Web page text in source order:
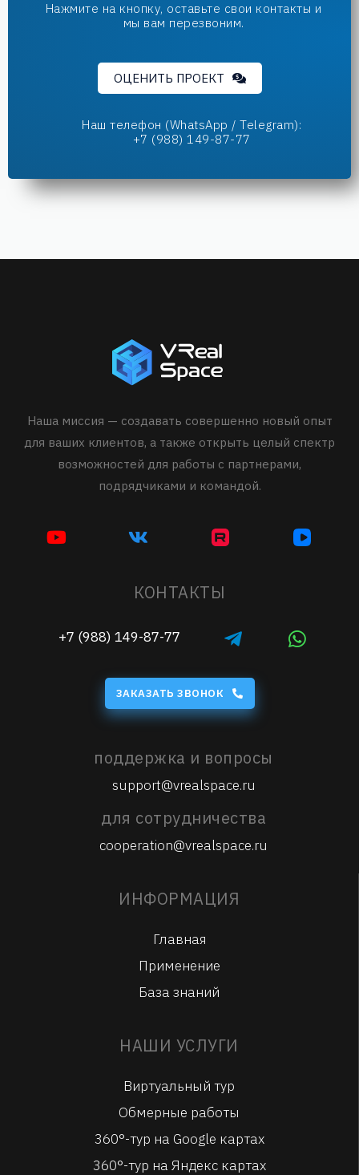
Нажмите на кнопку, оставьте свои контакты и
мы вам перезвоним.
ОЦЕНИТЬ ПРОЕКТ
Наш телефон (WhatsApp / Telegram):
+7 (988) 149-87-77
Наша миссия — создавать совершенно новый опыт
для ваших клиентов, а также открыть целый спектр
возможностей для работы с партнерами,
подрядчиками и командой.
КОНТАКТЫ
+7 (988) 149-87-77
ЗАКАЗАТЬ ЗВОНОК
поддержка и вопросы
support@vrealspace.ru
для сотрудничества
cooperation@vrealspace.ru
ИНФОРМАЦИЯ
Главная
Применение
База знаний
НАШИ УСЛУГИ
Виртуальный тур
Обмерные работы
360°-тур на Google картах
360°-тур на Яндекс картах